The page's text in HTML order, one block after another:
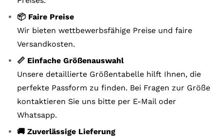
📦 Faire Preise
Wir bieten wettbewerbsfähige Preise und faire
Versandkosten.
📏 Einfache Größenauswahl
Unsere detaillierte Größentabelle hilft Ihnen, die
perfekte Passform zu finden. Bei Fragen zur Größe
kontaktieren Sie uns bitte per E-Mail oder
Whatsapp.
🚚 Zuverlässige Lieferung